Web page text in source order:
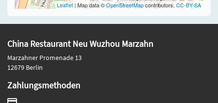
Leaflet | Map data ©OpenStreetMapcontributors, CC-BY-SA
China Restaurant Neu Wuzhou Marzahn
Marzahner Promenade 13
12679 Berlin
Zahlungsmethoden